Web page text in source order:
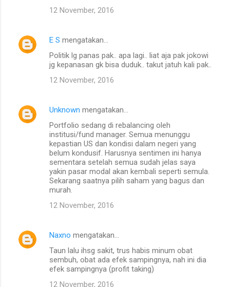
12 November, 2016
E S mengatakan…
Politik lg panas pak.. apa lagi.. liat aja pak jokowi
jg kepanasan gk bisa duduk.. takut jatuh kali pak..
12 November, 2016
Unknown mengatakan…
Portfolio sedang di rebalancing oleh
institusi/fund manager. Semua menunggu
kepastian US dan kondisi dalam negeri yang
belum kondusif. Harusnya sentimen ini hanya
sementara setelah semua sudah jelas saya
yakin pasar modal akan kembali seperti semula.
Sekarang saatnya pilih saham yang bagus dan
murah.
12 November, 2016
Naxno mengatakan…
Taun lalu ihsg sakit, trus habis minum obat
sembuh, obat ada efek sampingnya, nah ini dia
efek sampingnya (profit taking)
12 November, 2016